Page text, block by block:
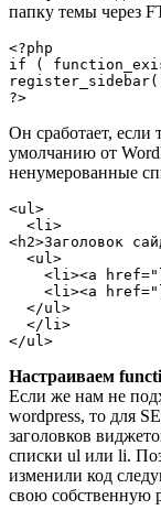
папку темы через
<?php
if (
Он сработает, если
умолчанию от
ненумерованные
<ul>
  <li>
<h2>Заголовок
  <ul>
<li><a
<li><a
  </ul>
  </li>
Настраиваем
Если же нам не
wordpress, то для
заголовков
списки ul или li.
изменили код
свою собственную